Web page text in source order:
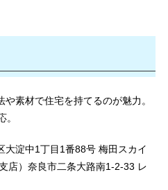
素材で住宅を持てるのが魅力。
淀中1丁目1番88号 梅田スカイ
店）奈良市二条大路南1-2-33 レ